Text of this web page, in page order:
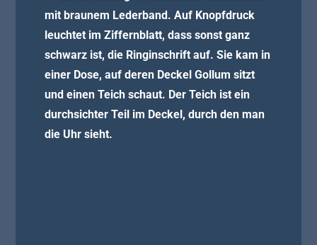
mit braunem Lederband. Auf Knopfdruck
leuchtet im Ziffernblatt, dass sonst ganz
schwarz ist, die Ringinschrift auf. Sie kam in
einer Dose, auf deren Deckel Gollum sitzt
und einen Teich schaut. Der Teich ist ein
durchsichter Teil im Deckel, durch den man
die Uhr sieht.